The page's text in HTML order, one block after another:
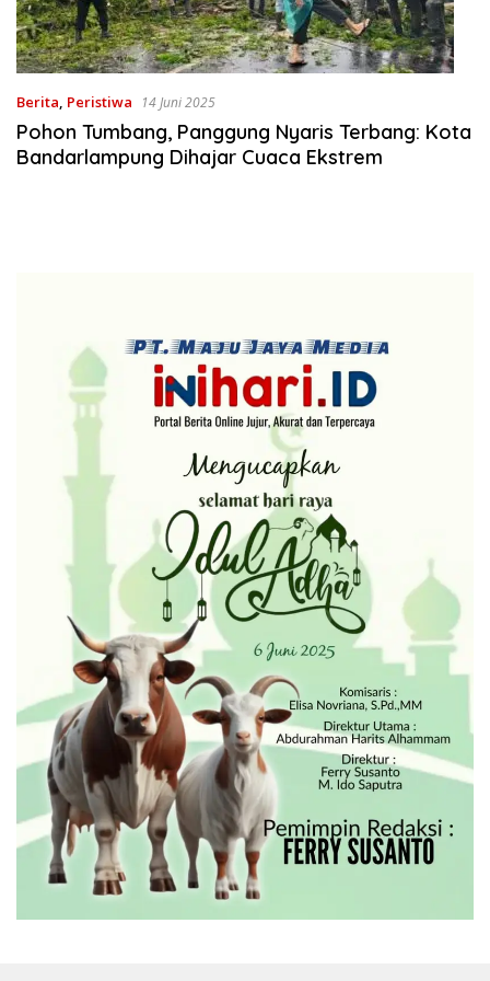
Berita, Peristiwa 14 Juni 2025
Pohon Tumbang, Panggung Nyaris Terbang: Kota
Bandarlampung Dihajar Cuaca Ekstrem